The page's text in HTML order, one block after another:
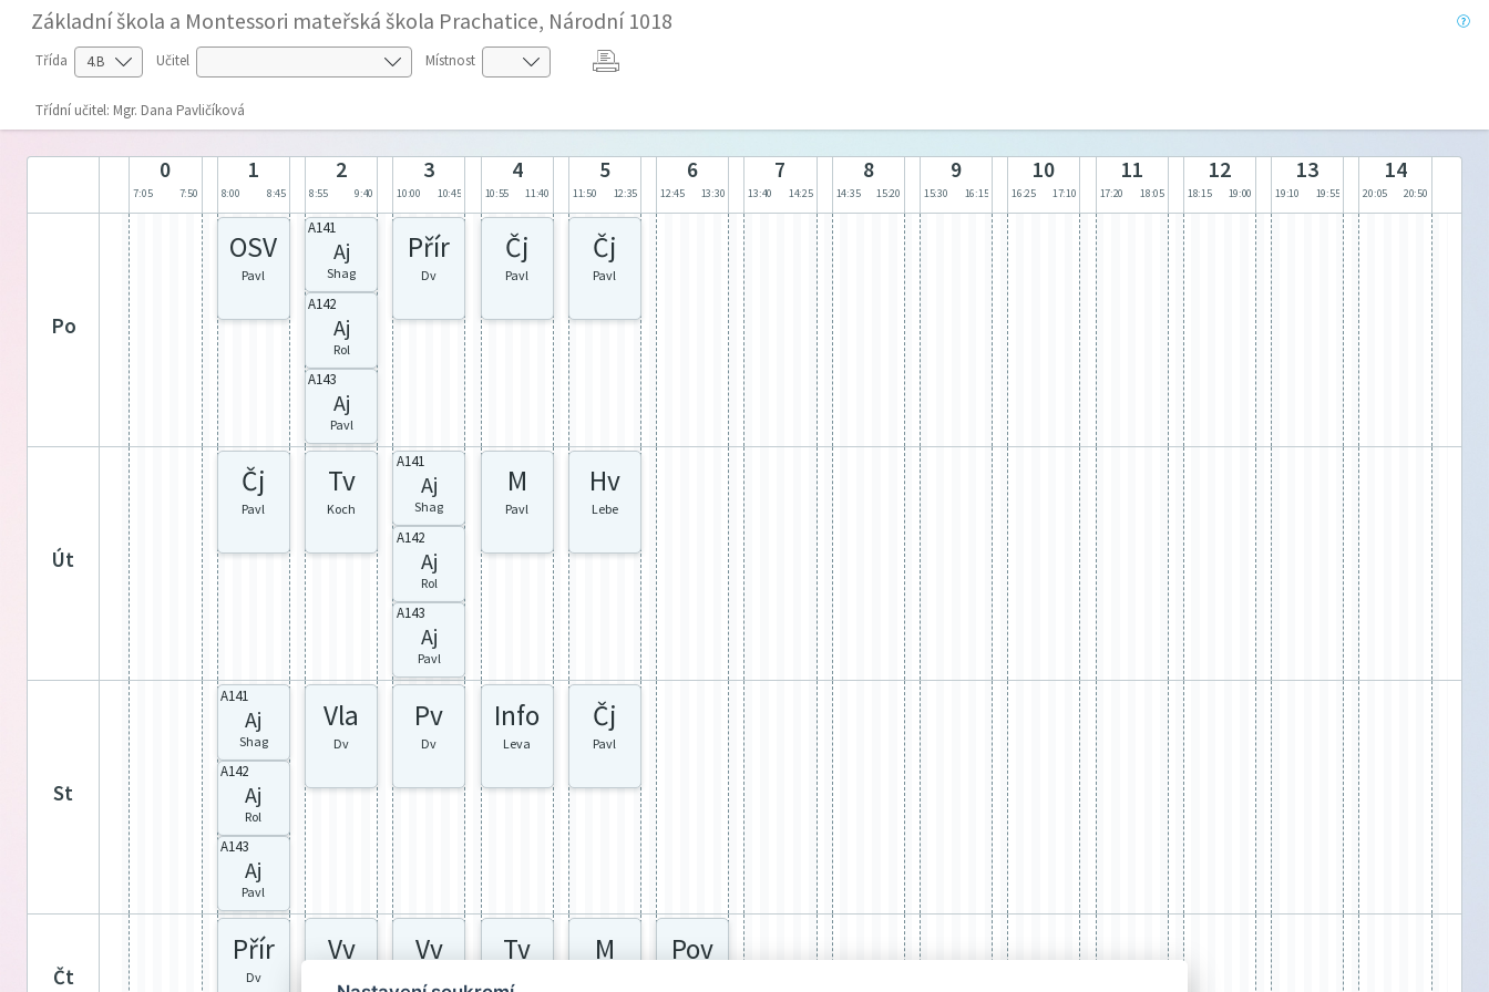
Základní škola a Montessori mateřská škola Prachatice, Národní 1018
Třída Učitel Místnost
Třídní učitel: Mgr. Dana Pavličíková
0
7:05 7:50
1
8:00 8:45
2
8:55 9:40
3
10:00 10:45
4
10:55 11:40
5
11:50 12:35
6
12:45 13:30
7
13:40 14:25
8
14:35 15:20
9
15:30 16:15
10
16:25 17:10
11
17:20 18:05
12
18:15 19:00
13
19:10 19:55
14
20:05 20:50
po
OSV
Pavl
A141
Aj
Shag
A142
Aj
Rol
A143
Aj
Pavl
Přír
Dv
Čj
Pavl
Čj
Pavl
út
Čj
Pavl
Tv
Koch
A141
Aj
Shag
A142
Aj
Rol
A143
Aj
Pavl
M
Pavl
Hv
Lebe
st
A141
Aj
Shag
A142
Aj
Rol
A143
Aj
Pavl
Vla
Dv
Pv
Dv
Info
Leva
Čj
Pavl
čt
Přír
Dv
Vv Vv Tv M Pov